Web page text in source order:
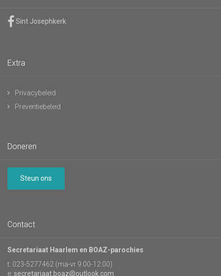
Sint Josephkerk
Extra
Privacybeleid
Preventiebeleid
Doneren
Steun ons
Contact
Secretariaat Haarlem en BOAZ-parochies
t: 023-5277462 (ma-vr 9:00-12:00)
e: secretariaat.boaz@outlook.com